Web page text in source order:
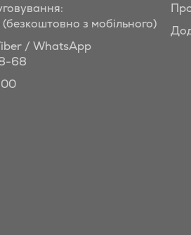
(безкоштовно з мобільного)
/ WhatsApp
68